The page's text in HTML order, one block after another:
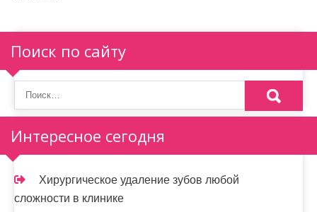
Поиск по сайту
Интересное сегодня
Хирургическое удаление зубов любой
сложности в клинике